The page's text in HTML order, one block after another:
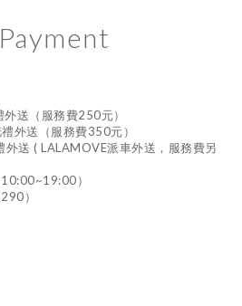
送（服務費250元）
外送（服務費350元）
送 ( LALAMOVE派車外送，服務費另
）
）